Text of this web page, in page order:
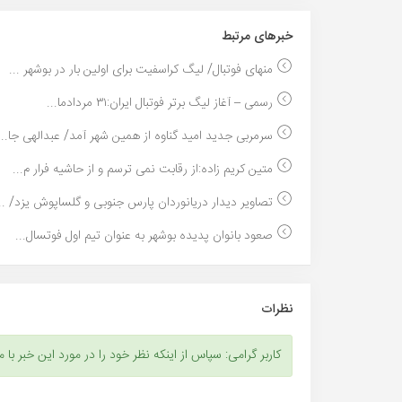
خبر‌های مرتبط
منهای فوتبال/ لیگ کراسفیت برای اولین بار در بوشهر ...
رسمی – آغاز لیگ برتر فوتبال ایران:۳۱ مردادما...
سرمربی جدید امید گناوه از همین شهر آمد/ عبدالهی
متین کریم زاده:از رقابت نمی ترسم و از حاشیه فرار م...
تصاویر دیدار دریانوردان پارس جنوبى و گلساپوش یزد/
صعود بانوان پدیده بوشهر به عنوان تیم اول فوتسال...
نظرات
کاربر گرامی: سپاس از اینکه نظر خود را در مورد این خبر